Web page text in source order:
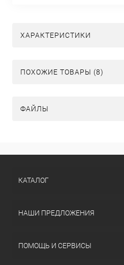
ХАРАКТЕРИСТИКИ
ПОХОЖИЕ ТОВАРЫ (8)
ФАЙЛЫ
КАТАЛОГ
НАШИ ПРЕДЛОЖЕНИЯ
ПОМОЩЬ И СЕРВИСЫ